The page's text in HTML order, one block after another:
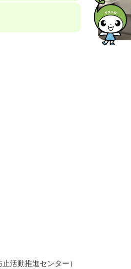
活動推進センター）